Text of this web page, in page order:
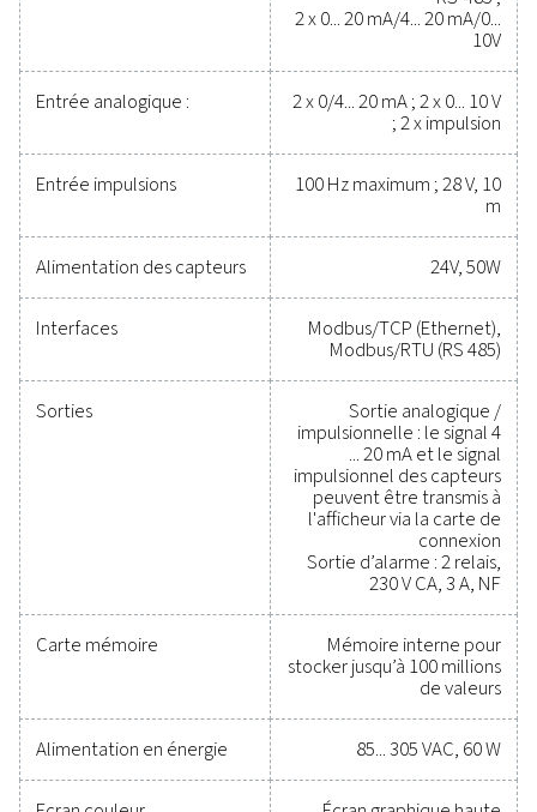
l’efficacité et réduire les
Il n’a jamais été aussi facile de protéger votre
comprimé tout en garantissant des performances
Un équipement de mesure de haute qualité assure
surveillance précise des paramètres critiques, ce
aide à optimiser l’efficacité, à maintenir la fiabilité
éviter les problèmes coûteux. Conçues pour
s’intégrer parfaitement, ces solutions vous
prendre des décisions éclairées et de maintenir
opérations à des performances optimales.
nous dès aujourd’hui pour découvrir comment la
niveau de votre équipement de mesure peut
capacités de votre système et sa réussite
Contactez nos spécialistes en instruments
Spécifications
produit